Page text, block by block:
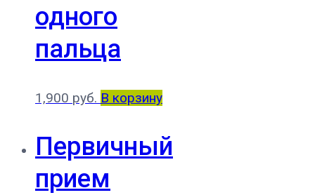
одного
пальца
1,900 руб. В корзину
Первичный
прием